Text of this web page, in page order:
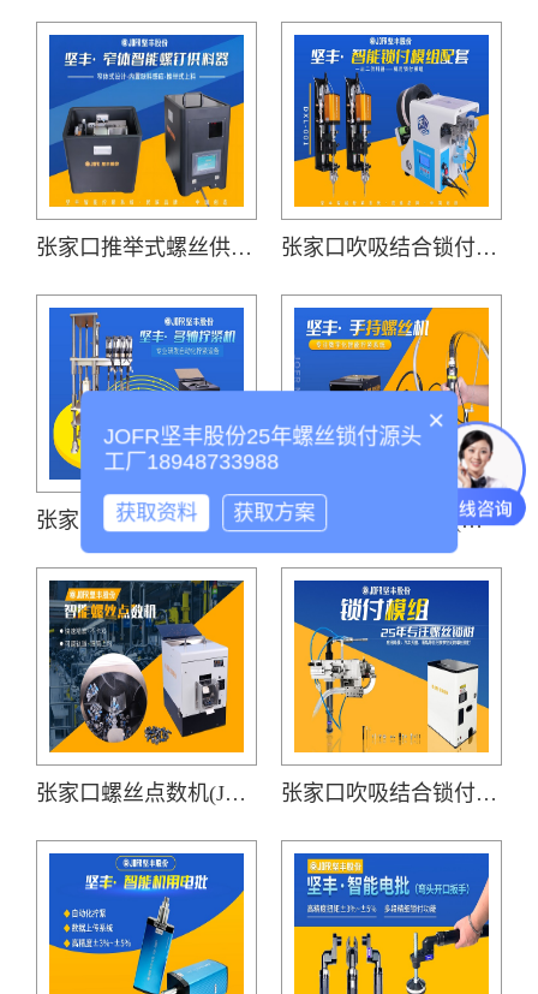
张家口推举式螺丝供料器(JOFR-828MS) 张家口吹吸结合锁付模组(机用智能电批DP-DXL-001搭载吹气式螺丝供料器DWS-102)
张家口多轴螺栓拧紧机(七轴) 张家口手持螺丝机(吹气式螺丝供料器JOFR-816MC搭载手持智能电批DP-HXL-003)
张家口螺丝点数机(JF-816DXJ) 张家口吹吸结合锁付模组(手持智能电批DP-HDXL-008-W搭载阶梯式自动送钉机)
×
JOFR坚丰股份25年螺丝锁付源头
工厂18948733988
获取资料 获取方案